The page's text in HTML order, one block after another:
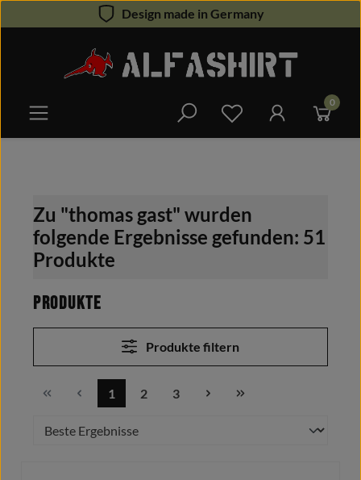
Zum Hauptinhalt springenDesign made in Germany
Du hast 0 0
Zu "thomas gast" wurden
folgende Ergebnisse gefunden: 51
Produkte
Produkte
Produkte filtern
Seite
1
Seite
2
Seite
3